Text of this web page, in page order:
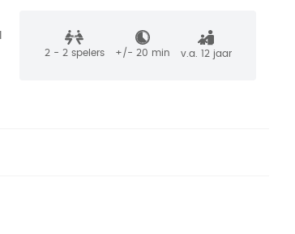
2 - 2 spelers +/- 20 min v.a. 12 jaar